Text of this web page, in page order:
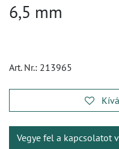
6,5 mm
Art. Nr.: 213965
Vegye fel a kapcsolatot